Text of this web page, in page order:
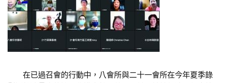
在已過召會的行動中，八會所與二十一會所在今年夏季錄